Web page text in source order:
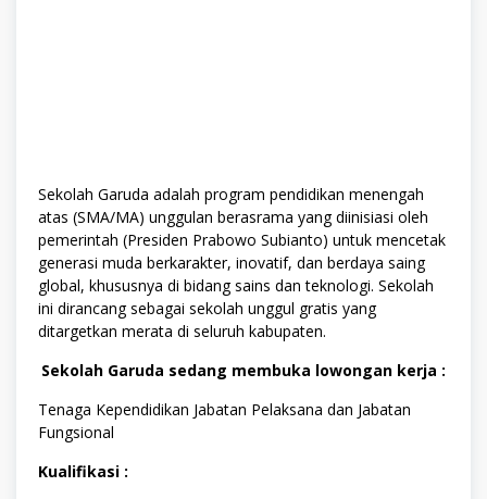
Sekolah Garuda adalah program pendidikan menengah
atas (SMA/MA) unggulan berasrama yang diinisiasi oleh
pemerintah (Presiden Prabowo Subianto) untuk mencetak
generasi muda berkarakter, inovatif, dan berdaya saing
global, khususnya di bidang sains dan teknologi. Sekolah
ini dirancang sebagai sekolah unggul gratis yang
ditargetkan merata di seluruh kabupaten.
Sekolah Garuda sedang membuka lowongan kerja :
Tenaga Kependidikan Jabatan Pelaksana dan Jabatan
Fungsional
Kualifikasi :